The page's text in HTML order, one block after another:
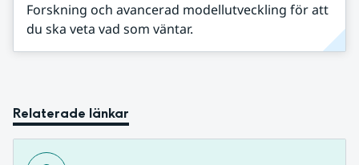
Forskning och avancerad modellutveckling för att
du ska veta vad som väntar.
Relaterade länkar